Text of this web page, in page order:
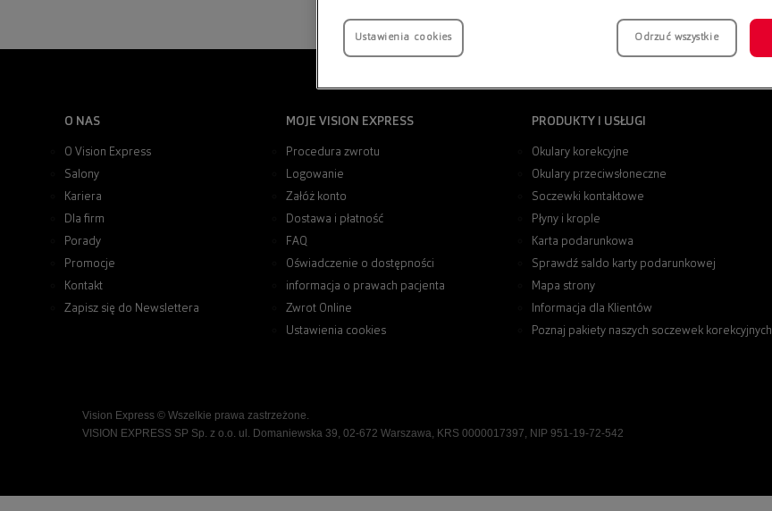
O NAS
O Vision Express
Salony
Kariera
Dla firm
Porady
Promocje
Kontakt
Zapisz się do Newslettera
MOJE VISION EXPRESS
Procedura zwrotu
Logowanie
Załóż konto
Dostawa i płatność
FAQ
Oświadczenie o dostępności
informacja o prawach pacjenta
Zwrot Online
Ustawienia cookies
PRODUKTY I USŁUGI
Okulary korekcyjne
Okulary przeciwsłoneczne
Soczewki kontaktowe
Płyny i krople
Karta podarunkowa
Sprawdź saldo karty podarunkowej
Mapa strony
Informacja dla Klientów
Poznaj pakiety naszych soczewek korekcyjnych
Vision Express © Wszelkie prawa zastrzeżone.
VISION EXPRESS SP Sp. z o.o. ul. Domaniewska 39, 02-672 Warszawa, KRS 0000017397, NIP 951-19-72-542
Ustawienia cookies Odrzuć wszystkie